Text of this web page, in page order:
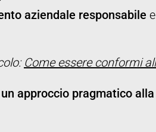
aziendale responsabile
Come essere conformi
approccio pragmatico